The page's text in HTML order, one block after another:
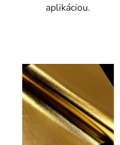
aplikáciou.